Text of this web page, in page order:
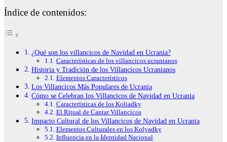
Índice de contenidos:
¿Qué son los villancicos de Navidad en Ucrania?
Características de los villancicos ucranianos
Historia y Tradición de los Villancicos Ucranianos
Elementos Característicos
Los Villancicos Más Populares de Ucrania
Cómo se Celebran los Villancicos de Navidad en Ucrania
Características de los Koliadky
El Ritual de Cantar Villancicos
Impacto Cultural de los Villancicos de Navidad en Ucrania
Elementos Culturales en los Kolyadky
Influencia en la Identidad Nacional